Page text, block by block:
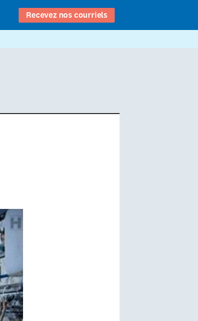
Recevez nos courriels